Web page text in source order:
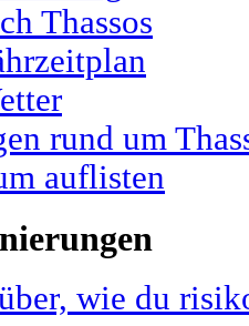
Thassos
rund um
auflisten
wie du